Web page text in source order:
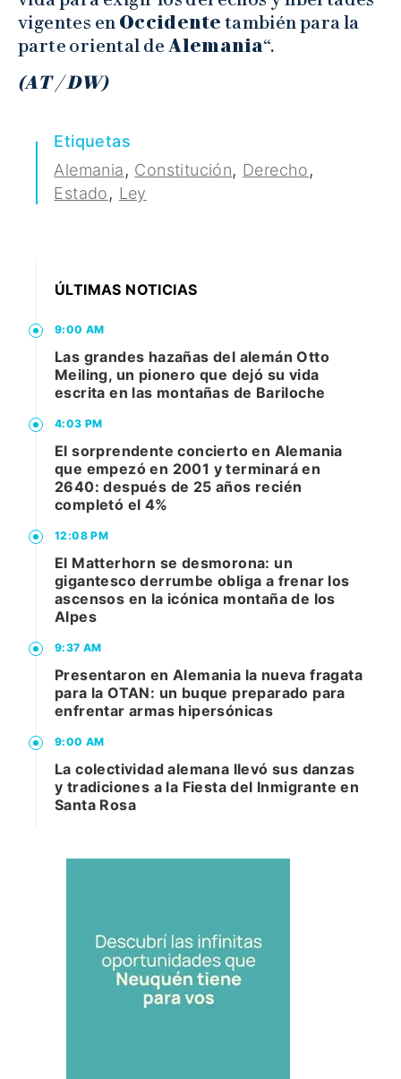
vigentes en Occidente también para la
parte oriental de Alemania“.
(AT / DW)
Etiquetas
Alemania, Constitución, Derecho,
Estado, Ley
ÚLTIMAS NOTICIAS
9:00 AM
Las grandes hazañas del alemán Otto
Meiling, un pionero que dejó su vida
escrita en las montañas de Bariloche
4:03 PM
El sorprendente concierto en Alemania
que empezó en 2001 y terminará en
2640: después de 25 años recién
completó el 4%
12:08 PM
El Matterhorn se desmorona: un
gigantesco derrumbe obliga a frenar los
ascensos en la icónica montaña de los
Alpes
9:37 AM
Presentaron en Alemania la nueva fragata
para la OTAN: un buque preparado para
enfrentar armas hipersónicas
9:00 AM
La colectividad alemana llevó sus danzas
y tradiciones a la Fiesta del Inmigrante en
Santa Rosa